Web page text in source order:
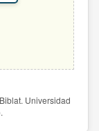
Universidad